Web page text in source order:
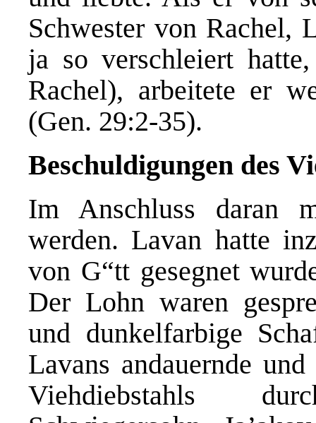
Schwester von Rachel,
ja so verschleiert
Rachel), arbeitete er
(Gen. 29:2-35).
Beschuldigungen des
Im Anschluss daran
werden. Lavan hatte
von G“tt gesegnet
Der Lohn waren
und dunkelfarbige
Lavans andauernde
Viehdiebstahls